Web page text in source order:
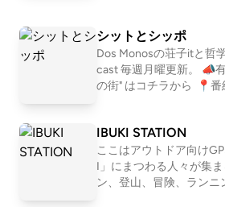
タもある） 🚗🚥番組公
s://rooom.listen.style/p/
問い合わせはコチラまで
m
く！？ 笑いあり、涙ありの新感覚・歴史キュレ
ーションプログラム！ ☆Apple &amp; Spotify Po
dcast 部門別ランキング１位獲
ポッドキャストアワード
DIO is an entertainment
story , published by the
p "COTEN" in Japan. ☆Apple &amp; Spotify Podc
ast in Japan category ranking
シットとシッポ
Dos Monosの荘子itと哲
cast 毎週月曜更新。 📣有料 / 無料で入れる "疎
の街" はコチラから ⁠ 📍番組のフォローをお願い
eetingtakumi 📩シットとシッポへの問い合わせ
はコチラ
IBUKI STATION
ここはアウトドア向け
I」にまつわる人々が集
ン、登山、冒険、ランニ